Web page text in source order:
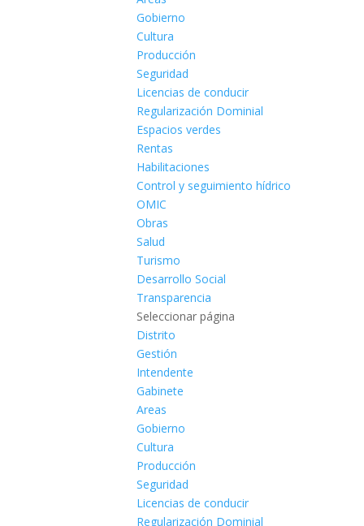
Gobierno
Cultura
Producción
Seguridad
Licencias de conducir
Regularización Dominial
Espacios verdes
Rentas
Habilitaciones
Control y seguimiento hídrico
OMIC
Obras
Salud
Turismo
Desarrollo Social
Transparencia
Seleccionar página
Distrito
Gestión
Intendente
Gabinete
Areas
Gobierno
Cultura
Producción
Seguridad
Licencias de conducir
Regularización Dominial